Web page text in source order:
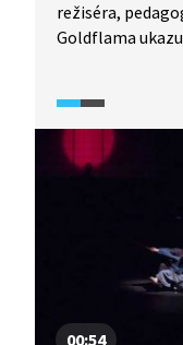
režiséra,
Goldflama
00:54